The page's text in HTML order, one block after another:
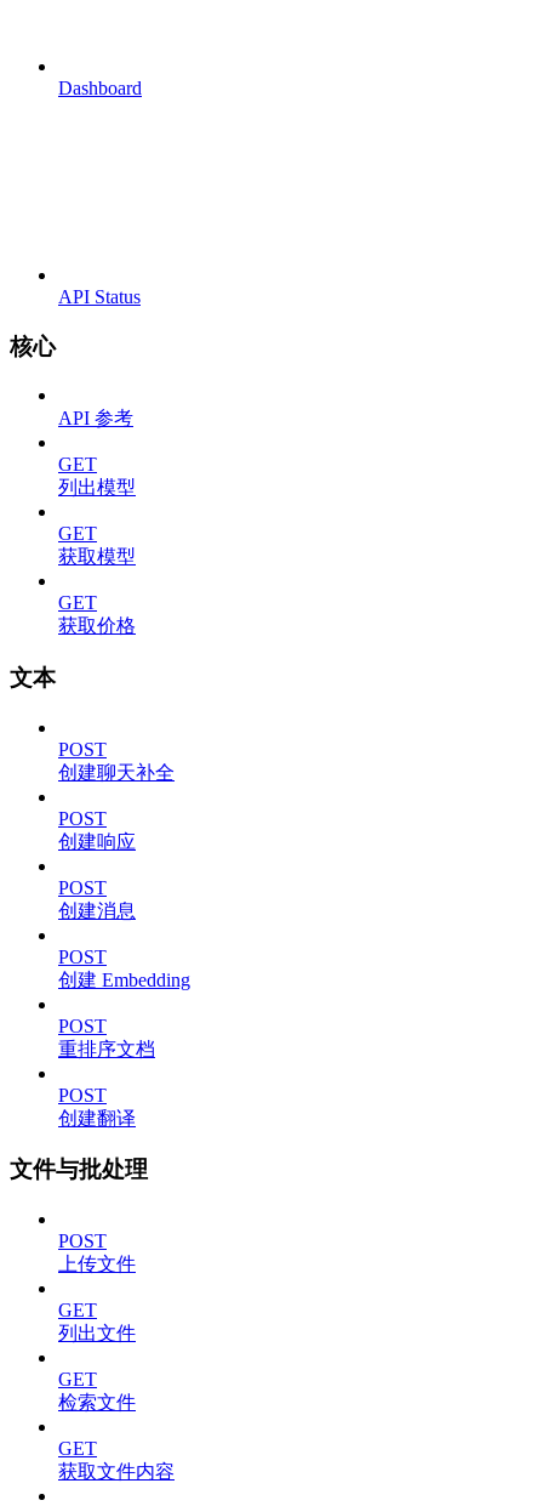
Dashboard
API Status
核心
API 参考
GET
列出模型
GET
获取模型
GET
获取价格
文本
POST
创建聊天补全
POST
创建响应
POST
创建消息
POST
创建 Embedding
POST
重排序文档
POST
创建翻译
文件与批处理
POST
上传文件
GET
列出文件
GET
检索文件
GET
获取文件内容